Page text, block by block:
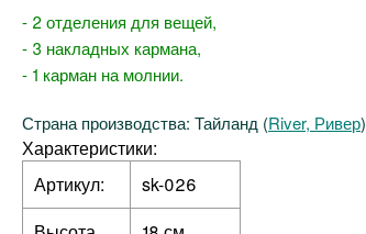
- 2 отделения для вещей,
- 3 накладных кармана,
- 1 карман на молнии.
Страна производства: Тайланд (River, Ривер)
Характеристики:
Артикул:
sk-026